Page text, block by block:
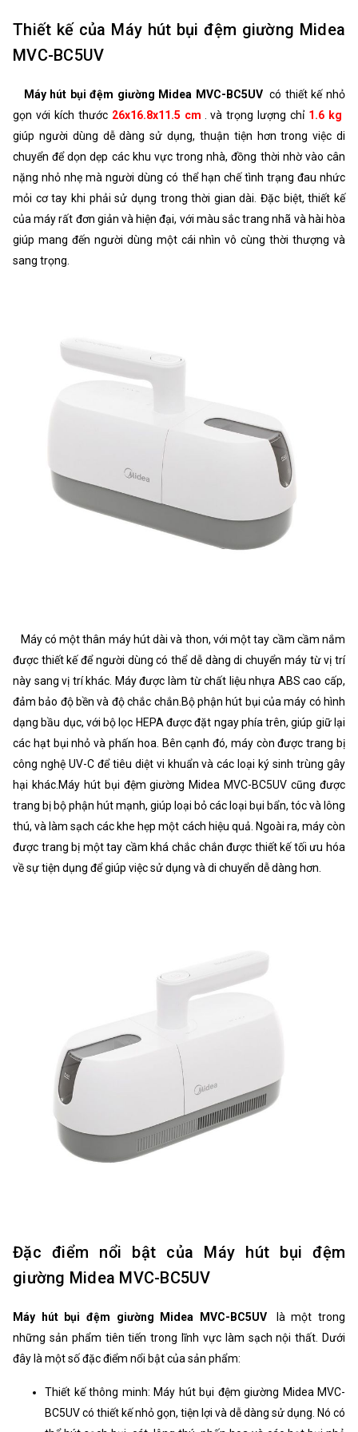
Thiết kế của Máy hút bụi đệm giường Midea
MVC-BC5UV
Máy hút bụi đệm giường Midea MVC-BC5UV có thiết kế nhỏ
gọn với kích thước 26x16.8x11.5 cm . và trọng lượng chỉ 1.6 kg
giúp người dùng dễ dàng sử dụng, thuận tiện hơn trong việc di
chuyển để dọn dẹp các khu vực trong nhà, đồng thời nhờ vào cân
nặng nhỏ nhẹ mà người dùng có thể hạn chế tình trạng đau nhức
mỏi cơ tay khi phải sử dụng trong thời gian dài. Đặc biệt, thiết kế
của máy rất đơn giản và hiện đại, với màu sắc trang nhã và hài hòa
giúp mang đến người dùng một cái nhìn vô cùng thời thượng và
sang trọng.
Máy có một thân máy hút dài và thon, với một tay cầm cầm nắm
được thiết kế để người dùng có thể dễ dàng di chuyển máy từ vị trí
này sang vị trí khác. Máy được làm từ chất liệu nhựa ABS cao cấp,
đảm bảo độ bền và độ chắc chắn.Bộ phận hút bụi của máy có hình
dạng bầu dục, với bộ lọc HEPA được đặt ngay phía trên, giúp giữ lại
các hạt bụi nhỏ và phấn hoa. Bên cạnh đó, máy còn được trang bị
công nghệ UV-C để tiêu diệt vi khuẩn và các loại ký sinh trùng gây
hại khác.Máy hút bụi đệm giường Midea MVC-BC5UV cũng được
trang bị bộ phận hút mạnh, giúp loại bỏ các loại bụi bẩn, tóc và lông
thú, và làm sạch các khe hẹp một cách hiệu quả. Ngoài ra, máy còn
được trang bị một tay cầm khá chắc chắn được thiết kế tối ưu hóa
về sự tiện dụng để giúp việc sử dụng và di chuyển dễ dàng hơn.
Đặc điểm nổi bật của Máy hút bụi đệm
giường Midea MVC-BC5UV
Máy hút bụi đệm giường Midea MVC-BC5UV
là một trong
những sản phẩm tiên tiến trong lĩnh vực làm sạch nội thất. Dưới
đây là một số đặc điểm nổi bật của sản phẩm:
Thiết kế thông minh: Máy hút bụi đệm giường Midea MVC-
BC5UV có thiết kế nhỏ gọn, tiện lợi và dễ dàng sử dụng. Nó có